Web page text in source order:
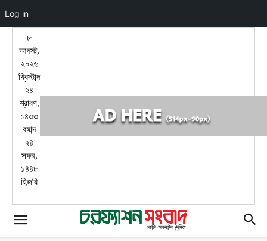
৮
আগস্ট,
২০২৬
খ্রিস্টাব্দ
২৪
শ্রাবণ,
১৪৩৩
বঙ্গাব্দ
২৪
সফর,
১৪৪৮
হিজরি
Log in